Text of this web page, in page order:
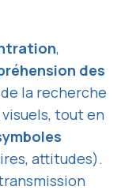
,
des
la recherche
tout en
attitudes).